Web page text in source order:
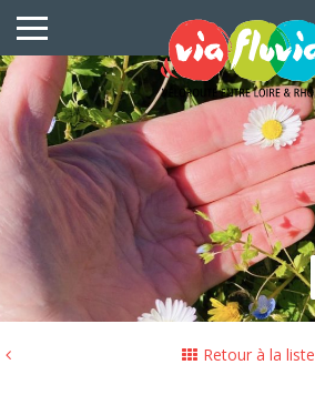
Retour à la liste